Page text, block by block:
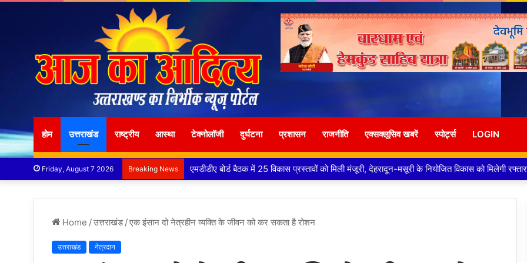
होम उत्तराखंड राष्ट्रीय आस्था टेक्नोलॉजी दुर्घटना प्रशासन राजनीति एक्सक्लूसिव खबरें स्पोर्ट्स LOGIN
Friday, August 7 2026 Breaking News कृष्णा हाउसकीपिंग के मालिक दीपक जायसवाल विनोद नौटियाल आदि पर मुकदमा दर्ज
Home /उत्तराखंड /एक इंसान दो नेत्रहीन व्यक्ति के जीवन को कर सकता है रोशन
उत्तराखंड नेत्रदान